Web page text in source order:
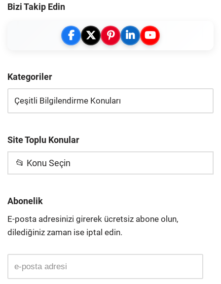
Bizi Takip Edin
Kategoriler
Site Toplu Konular
📂 Konu Seçin
Abonelik
E-posta adresinizi girerek ücretsiz abone olun,
dilediğiniz zaman ise iptal edin.